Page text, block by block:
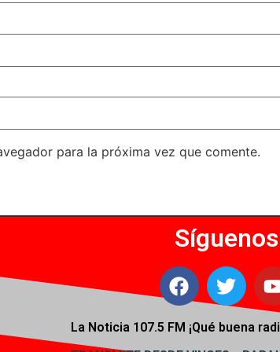
para la próxima vez que comente.
Síguenos
La Noticia 107.5 FM ¡Qué buena